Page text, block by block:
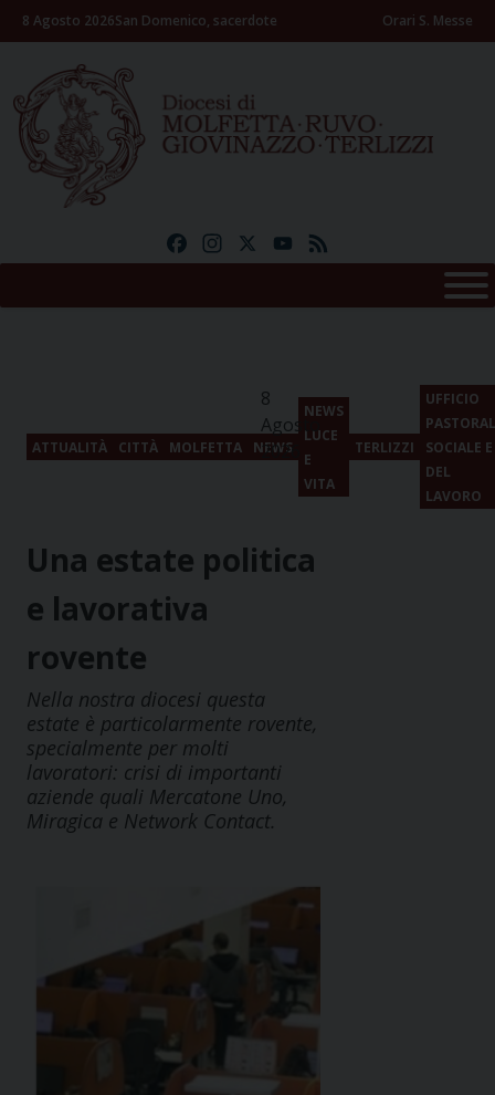
Skip8 Agosto 2026San Domenico, sacerdote Orari S. Messe
FacebookInstagramYouTube
ATTUALITÀ CITTÀ MOLFETTA NEWS
NEWS
LUCE
E
VITA
TERLIZZI
UFFICIO
SOCIALE E
DEL
LAVORO
8
Agosto
2026
Una estate politica
e lavorativa
rovente
Nella nostra diocesi questa
estate è particolarmente rovente,
specialmente per molti
lavoratori: crisi di importanti
aziende quali Mercatone Uno,
Miragica e Network Contact.